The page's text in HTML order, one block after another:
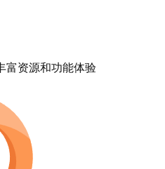
富资源和功能体验